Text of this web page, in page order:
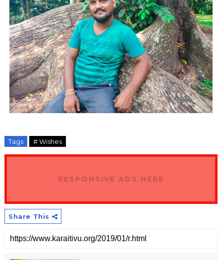
Tags # Wishes
RESPONSIVE ADS HERE
Share This